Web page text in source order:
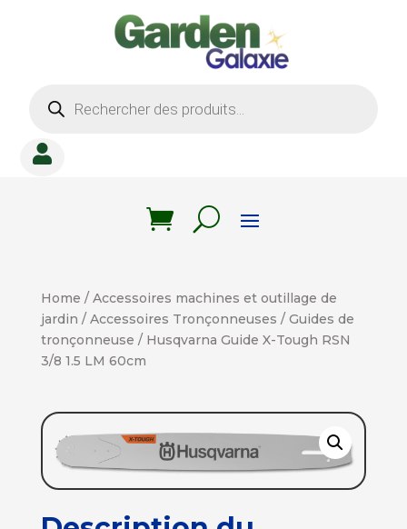
produits

Home / Accessoires machines et outillage de
jardin / Accessoires Tronçonneuses / Guides de
tronçonneuse / Husqvarna Guide X-Tough RSN
3/8 1.5 LM 60cm